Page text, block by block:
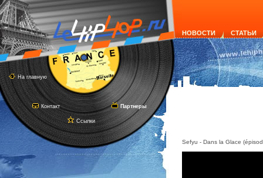
На главную
Контакт
Ссылки
Партнеры
НОВОСТИ СТАТЬИ
Sefyu - Dans la Glace